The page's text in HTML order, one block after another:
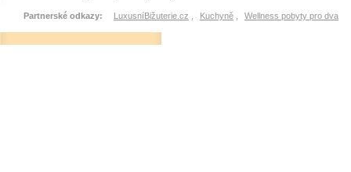
Partnerské odkazy: LuxusníBižuterie.cz Kuchyně Wellness pobyty pro dva